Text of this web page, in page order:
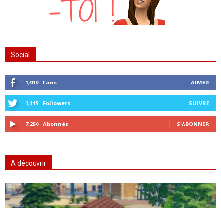
Social
1,910 Fans AIMER
1,115 Followers SUIVRE
7,250 Abonnés S'ABONNER
A découvrir